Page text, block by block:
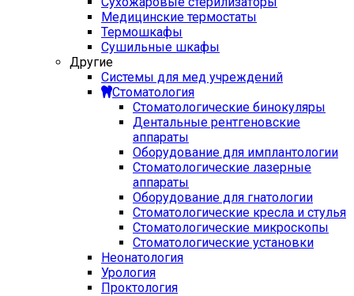
Медицинские термостаты
Термошкафы
Сушильные шкафы
Другие
Системы для мед учреждений
Стоматология
Стоматологические бинокуляры
Дентальные рентгеновские
аппараты
Оборудование для имплантологии
Стоматологические лазерные
аппараты
Оборудование для гнатологии
Стоматологические кресла и стулья
Стоматологические микроскопы
Стоматологические установки
Неонатология
Урология
Проктология